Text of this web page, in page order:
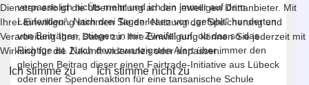
verpasse ich nichts mehr und ich bin immer auf dem
Laufenden“. Nach drei Tagen lesen von „gefühlt“ hunderten
von Beiträgen, stiegen in mir Zweifel auf, ob das so das
Richtige ist. Nach dem zwanzigsten Alert über immer den
gleichen Beitrag dieser einen Fairtrade-Initiative aus Lübeck
oder einer Spendenaktion für eine tansanische Schule
Diensten erfolgt die Übermittlung an den jeweiligen Drittanbieter. Mit
Ihrer Einwilligung stimmen Sie der Nutzung der Speicherung und
Verarbeitung Ihrer Daten zu. Ihre Einwilligung können Sie jederzeit mit
Wirkung für die Zukunft widerrufen oder anpassen.
Ich stimme zu Ich stimme nicht zu